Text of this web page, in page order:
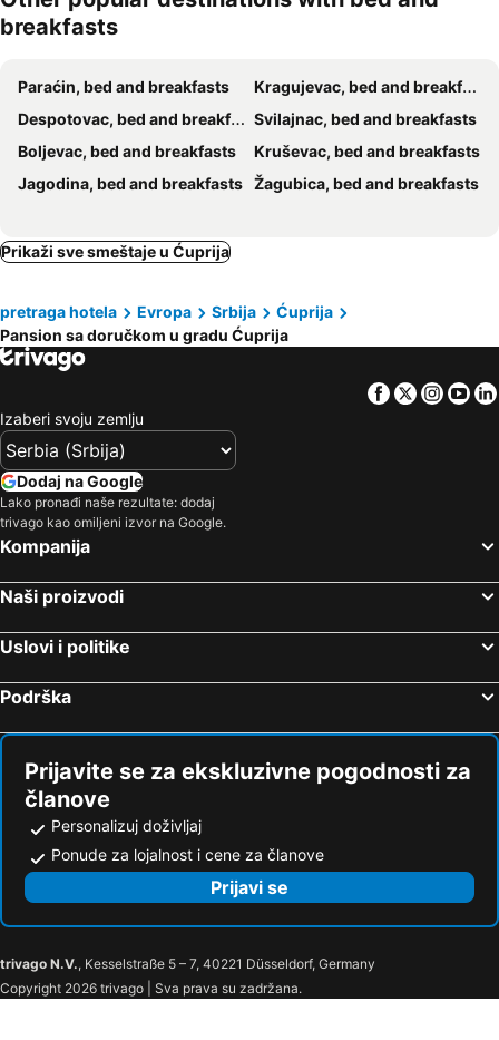
breakfasts
Paraćin, bed and breakfasts
Kragujevac, bed and breakfasts
Despotovac, bed and breakfasts
Svilajnac, bed and breakfasts
Boljevac, bed and breakfasts
Kruševac, bed and breakfasts
Jagodina, bed and breakfasts Žagubica, bed and breakfasts
Prikaži sve smeštaje u Ćuprija
pretraga hotela Evropa Srbija
Ćuprija
Pansion sa doručkom u gradu Ćuprija
Facebook
Twitter
Izaberi svoju zemlju
Dodaj na Google
Lako pronađi naše rezultate: dodaj
trivago kao omiljeni izvor na Google.
Kompanija
Naši proizvodi
Uslovi i politike
Podrška
Prijavite se za ekskluzivne pogodnosti za
članove
Personalizuj doživljaj
Ponude za lojalnost i cene za članove
Prijavi se
trivago N.V., Kesselstraße 5 – 7, 40221 Düsseldorf, Germany
Copyright 2026 trivago | Sva prava su zadržana.